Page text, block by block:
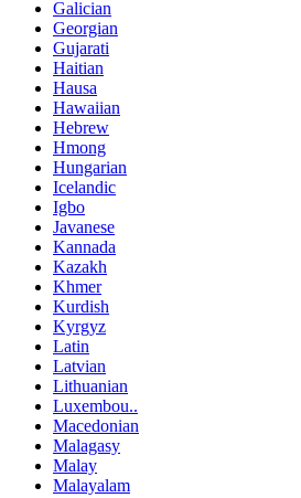
Galician
Georgian
Gujarati
Haitian
Hausa
Hawaiian
Hebrew
Hmong
Hungarian
Icelandic
Igbo
Javanese
Kannada
Kazakh
Khmer
Kurdish
Kyrgyz
Latin
Latvian
Lithuanian
Luxembou..
Macedonian
Malagasy
Malay
Malayalam